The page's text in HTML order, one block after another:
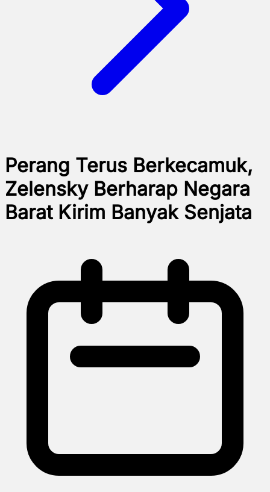
Perang Terus Berkecamuk,
Zelensky Berharap Negara
Barat Kirim Banyak Senjata